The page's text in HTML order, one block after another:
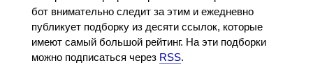
бот внимательно следит за этим и ежедневно
публикует подборку из десяти ссылок, которые
имеют самый большой рейтинг. На эти подборки
можно подписаться через RSS.